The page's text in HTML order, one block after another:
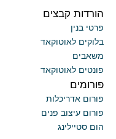
הורדות קבצים
פרטי בנין
בלוקים לאוטוקאד
משאבים
פונטים לאוטוקאד
פורומים
פורום אדריכלות
פורום עיצוב פנים
הום סטיילינג